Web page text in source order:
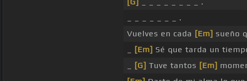
_ _ _ _ _ _ _ .
Vuelves en cada [Em] sueño
[Em] Sé que tarda un
[G] Tuve tantos [Em]